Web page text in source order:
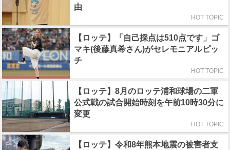
由
HOT TOPIC
【ロッテ】「自己採点は510点です」ゴ
マキ(後藤真希さん)がセレモニアルピッ
チ
HOT TOPIC
【ロッテ】8月のロッテ浦和球場の二軍
公式戦の試合開始時刻を午前10時30分に
変更
HOT TOPIC
【ロッテ】令和8年熊本地震の被害者支